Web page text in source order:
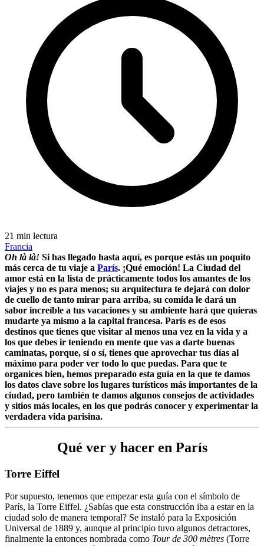
21 min lectura
Francia
Oh là là! Si has llegado hasta aquí, es porque estás un poquito
más cerca de tu viaje a París. ¡Qué emoción! La Ciudad del
amor está en la lista de prácticamente todos los amantes de los
viajes y no es para menos; su arquitectura te dejará con dolor
de cuello de tanto mirar para arriba, su comida le dará un
sabor increíble a tus vacaciones y su ambiente hará que quieras
mudarte ya mismo a la capital francesa. París es de esos
destinos que tienes que visitar al menos una vez en la vida y a
los que debes ir teniendo en mente que vas a darte buenas
caminatas, porque, sí o sí, tienes que aprovechar tus días al
máximo para poder ver todo lo que puedas. Para que te
organices bien, hemos preparado esta guía en la que te damos
los datos clave sobre los lugares turísticos más importantes de la
ciudad, pero también te damos algunos consejos de actividades
y sitios más locales, en los que podrás conocer y experimentar la
verdadera vida parisina.
Qué ver y hacer en París
Torre Eiffel
Por supuesto, tenemos que empezar esta guía con el símbolo de
París, la Torre Eiffel. ¿Sabías que esta construcción iba a estar en la
ciudad solo de manera temporal? Se instaló para la Exposición
Universal de 1889 y, aunque al principio tuvo algunos detractores,
finalmente la entonces nombrada como Tour de 300 mètres (Torre